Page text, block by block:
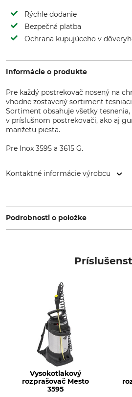
Rýchle dodanie
Bezpečná platba
Ochrana kupujúceho v
Informácie o produkte
Pre každý postrekovač nosený na
vhodne zostavený sortiment
Sortiment obsahuje všetky
v príslušnom postrekovači, ako aj
manžetu piesta.
Pre Inox 3595 a 3615 G.
Kontaktné informácie výrobcu
Ludwigsburger Str. 71, 71691
www.mesto.de
Podrobnosti o položke
Vysokotlakový
rozprašovač Mesto
3595